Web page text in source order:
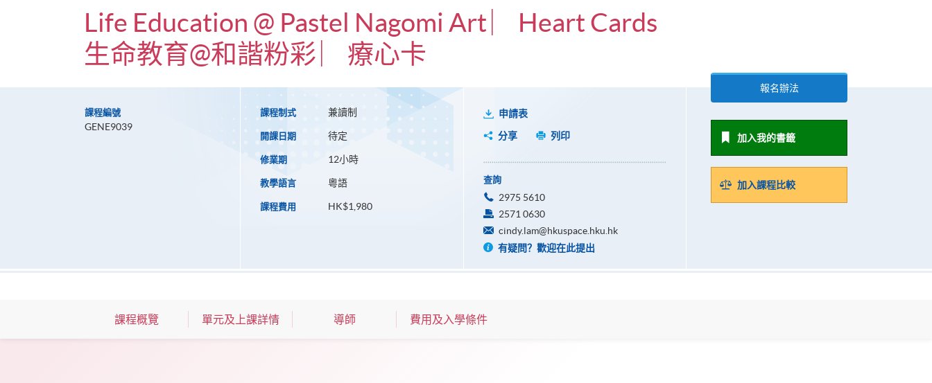
Life Education @ Pastel Nagomi Art ︳Heart Cards
生命教育@和諧粉彩 ︳療心卡
課程編號
GENE9039
課程制式 兼讀制
開課日期 待定
修業期 12小時
教學語言 粵語
課程費用 HK$1,980
申請表
分享
列印
查詢
2975 5610
2571 0630
cindy.lam@hkuspace.hku.hk
有疑問？歡迎在此提出
報名辦法
加入我的書籤
加入課程比較
課程概覽 單元及上課詳情 導師 費用及入學條件